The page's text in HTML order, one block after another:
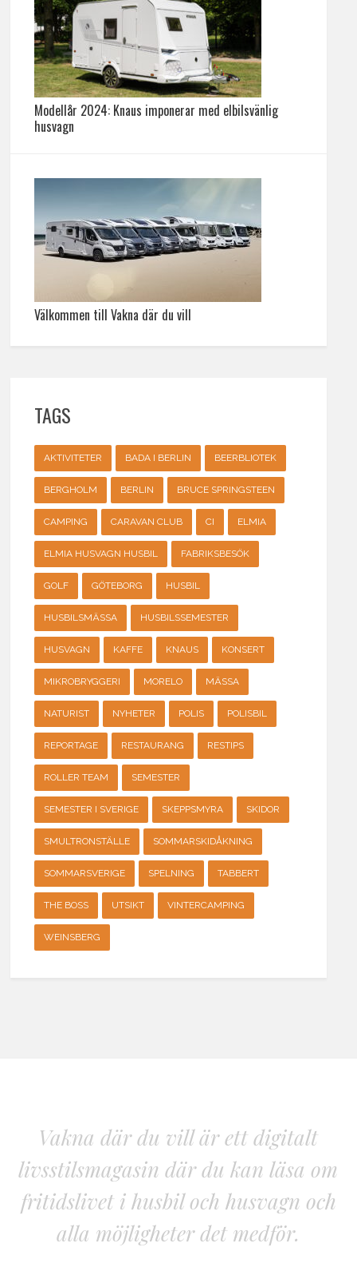
Modellår 2024: Knaus imponerar med elbilsvänlig
husvagn
Välkommen till Vakna där du vill
TAGS
AKTIVITETER BADA I BERLIN BEERBLIOTEK
BERGHOLM BERLIN BRUCE SPRINGSTEEN
CAMPING CARAVAN CLUB CI ELMIA
ELMIA HUSVAGN HUSBIL FABRIKSBESÖK
GOLF GÖTEBORG HUSBIL
HUSBILSMÄSSA HUSBILSSEMESTER
HUSVAGN KAFFE KNAUS KONSERT
MIKROBRYGGERI MORELO MÄSSA
NATURIST NYHETER POLIS POLISBIL
REPORTAGE RESTAURANG RESTIPS
ROLLER TEAM SEMESTER
SEMESTER I SVERIGE SKEPPSMYRA SKIDOR
SMULTRONSTÄLLE SOMMARSKIDÅKNING
SOMMARSVERIGE SPELNING TABBERT
THE BOSS UTSIKT VINTERCAMPING
WEINSBERG
Vakna där du vill är ett digitalt
livsstilsmagasin där du kan läsa om
fritidslivet i husbil och husvagn och
alla möjligheter det medför.